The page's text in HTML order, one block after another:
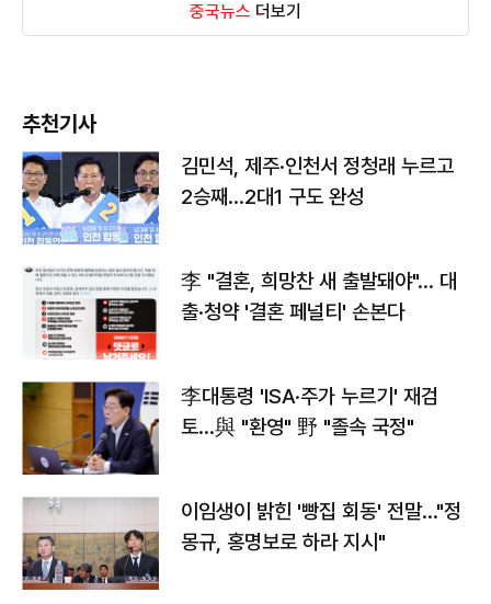
중국뉴스 더보기
추천기사
김민석, 제주·인천서 정청래 누르고
2승째…2대1 구도 완성
李 "결혼, 희망찬 새 출발돼야"… 대
출·청약 '결혼 페널티' 손본다
李대통령 'ISA·주가 누르기' 재검
토…與 "환영" 野 "졸속 국정"
이임생이 밝힌 '빵집 회동' 전말…"정
몽규, 홍명보로 하라 지시"